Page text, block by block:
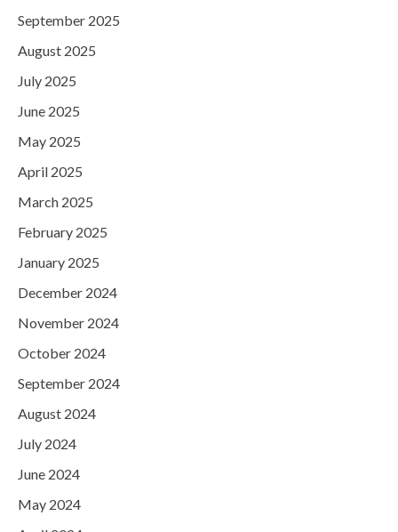
September 2025
August 2025
July 2025
June 2025
May 2025
April 2025
March 2025
February 2025
January 2025
December 2024
November 2024
October 2024
September 2024
August 2024
July 2024
June 2024
May 2024